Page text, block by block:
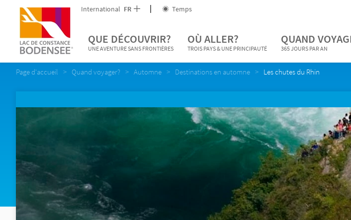
International FR Temps
QUE DÉCOUVRIR?
UNE AVENTURE SANS FRONTIÈRES
OÙ ALLER?
TROIS PAYS & UNE PRINCIPAUTÉ
QUAND
365 JOURS PAR AN
Page d'accueil Quand voyager? Automne Destinations en automne Les chutes du Rhin